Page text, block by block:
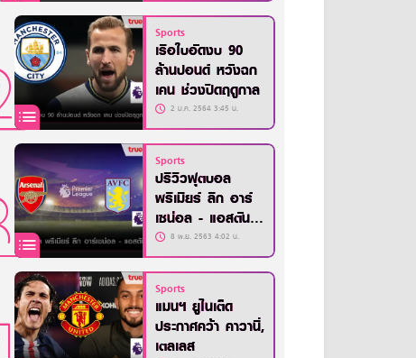
Sports
เรือใบอัดงบ 90
ล้านปอนด์ หวังฉก
เคน ช่วงปิดฤดูกาล
2 ม.ค. 2564 3:45 น.
Sports
ปรีวิวฟุตบอล
พรีเมียร์ ลีก อาร์
เซน่อล - แอสตัน
วิลล่า8 พ.ย. 2563 4:02 น.
Sports
แมนฯ ยูไนเต็ด
ประกาศคว้า คาวานี่,
เตลเลส